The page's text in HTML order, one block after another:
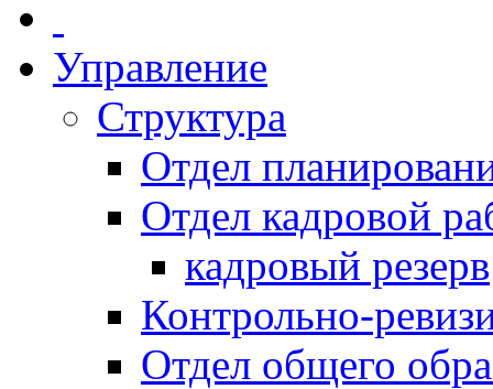
Управление
Структура
Отдел
Отдел кадровой
кадровый резерв
Контрольно-
Отдел общего